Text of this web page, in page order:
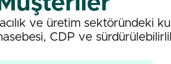
ve üretim sektöründeki
CDP ve